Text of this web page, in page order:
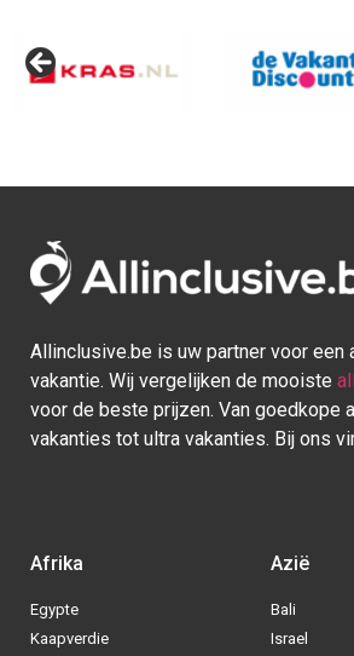
Allinclusive.be is uw partner voor een
vakantie. Wij vergelijken de mooiste
voor de beste prijzen. Van goedkope
vakanties tot ultra vakanties. Bij ons
Afrika
Egypte
Kaapverdie
Azië
Bali
Israel